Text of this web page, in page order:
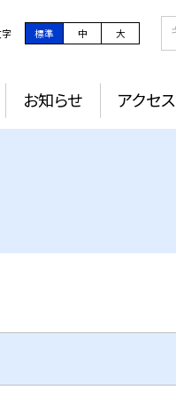
標準 中 大
お知らせ アクセス